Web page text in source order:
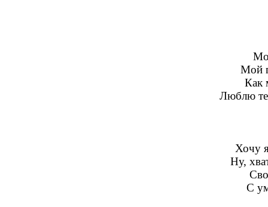
Мой
Как
Люблю
Хочу
Ну,
С